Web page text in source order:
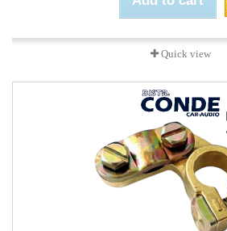
Quick view